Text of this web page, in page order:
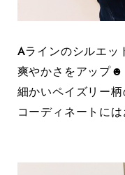
Aラインのシルエッ
爽やかさをアップ☻
細かいペイズリー
コーディネートに